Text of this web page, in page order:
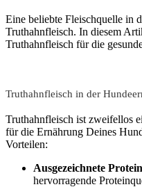
Eine beliebte Fleischquelle in
Truthahnfleisch. In diesem
Truthahnfleisch für die
Truthahnfleisch in der
Truthahnfleisch ist zweifellos
für die Ernährung Deines
Vorteilen:
Ausgezeichnete
hervorragende